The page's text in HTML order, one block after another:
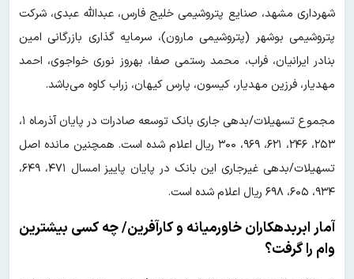
شهرداری مشهد، صنایع پتروشیمی خلیج فارس، عبدالله عبدی، شرکت
پتروشیمی بوشهر (پتروشیمی مارون)، سرمایه گذاری بازرگانی امین
بنادر ایرانیان، فراب، محمد رستمی صفا، بهروز نوری خواجوی، احمد
مهدیار، فرزین مهدیار، کیسون، پارس کیهان، زراب کاوه می‌باشد.
مجموع تسهیلات/بدهی جاری بانک توسعه صادرات در پایان آذرماه ۱،
۲۵۳، ۲۴۶، ۶۲۱، ۹۶۹، ۳۰۰ ریال اعلام شده است. همچنین مانده اصل
تسهیلات/بدهی غیرجاری این بانک در پایان پاییز امسال ۴۷۱، ۶۴۹،
۹۳۴، ۶۰۵، ۶۹۸ ریال اعلام شده است.
آمار ابربدهکاران خاورمیانه و کارآفرین/ چه کسی بیشترین
وام را گرفت؟